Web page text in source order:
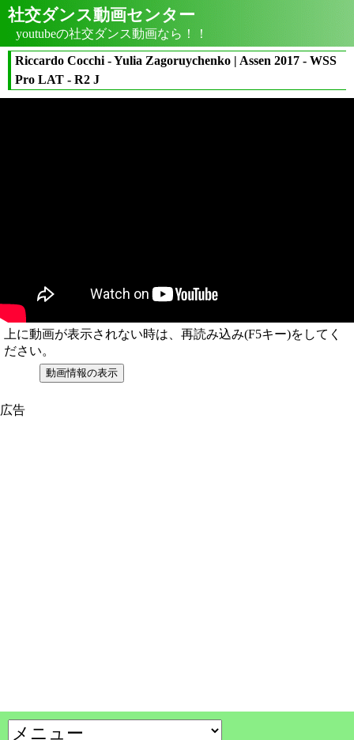
社交ダンス動画センター
youtubeの社交ダンス動画なら！！
Riccardo Cocchi - Yulia Zagoruychenko | Assen 2017 - WSS
Pro LAT - R2 J
上に動画が表示されない時は、再読み込み(F5キー)をしてく
ださい。
動画情報の表示
広告